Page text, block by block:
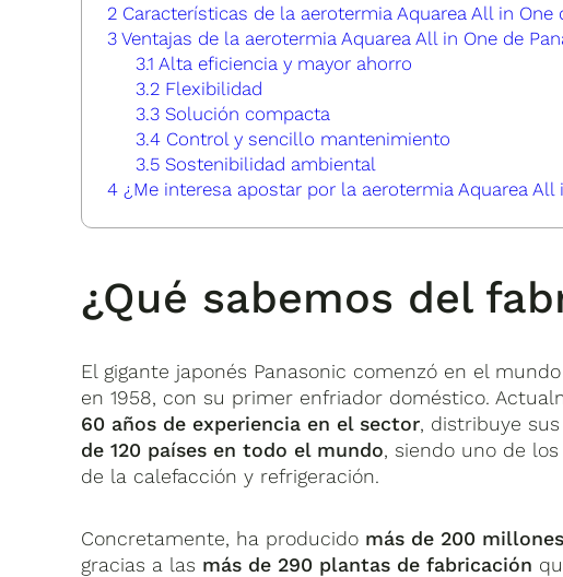
2 Características de la aerotermia Aquarea All in One
3 Ventajas de la aerotermia Aquarea All in One de
3.1 Alta eficiencia y mayor ahorro
3.2Flexibilidad
3.3Solución compacta
3.4Control y sencillo mantenimiento
3.5Sostenibilidad ambiental
4 ¿Me interesa apostar por la aerotermia Aquarea All
¿Qué sabemos del
El gigante japonés Panasonic comenzó en el
en 1958, con su primer enfriador doméstico.
60 años de experiencia en el sector, distribuye
de 120 países en todo el mundo, siendo uno de
de la calefacción y refrigeración.
Concretamente, ha producido más de 200
gracias a las más de 290 plantas de fabricación